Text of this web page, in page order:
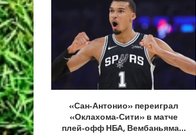
«Сан‑Антонио» переиграл
«Оклахома‑Сити» в матче
плей‑офф НБА, Вембаньяма...